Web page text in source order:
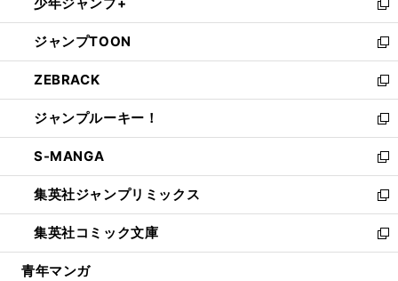
で
開
く
ド
ウ
で
開
く
ィ
ン
ド
ウ
で
開
く
い
ウ
ィ
ン
ド
ウ
で
開
く
新
し
い
ウ
ィ
ン
ド
ウ
で
開
く
ジャンプTOON
新
し
い
ウ
ィ
ン
ド
ウ
で
開
く
ZEBRACK
新
し
い
ウ
ィ
ン
ド
ウ
で
開
ジャンプルーキー！
新
し
い
ウ
ィ
ン
ド
ウ
S-MANGA
新
し
い
ウ
ィ
ン
集英社ジャンプリミックス
新
し
い
ウ
集英社コミック文庫
新
し
青年マンガ